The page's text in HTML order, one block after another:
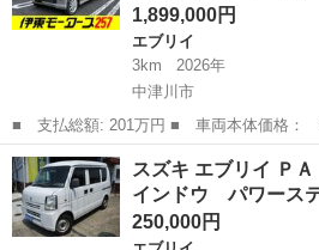
1,899,000円
エブリイ
3km
2026年
中津川市
■ 支払総額: 201万円 ■ 車両本体価格： 1,899,000 円 ■ メーカー
名： スズキ ■ 車種名： エブリイワゴ
ターボスペシャル ハイルーフ・パートタ
ボ・届出済未...
岐阜 中津川市 エブリイ
スズキ エブリイ Ｐ
インドウ パワース
250,000円